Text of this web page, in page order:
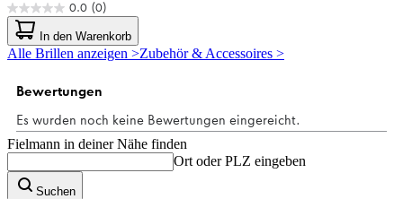
0.0 (0)
0.0
von
5
Sternen.
In den Warenkorb
Alle Brillen anzeigen >Zubehör & Accessoires >
Fielmann in deiner Nähe finden
Ort oder PLZ eingeben
Suchen